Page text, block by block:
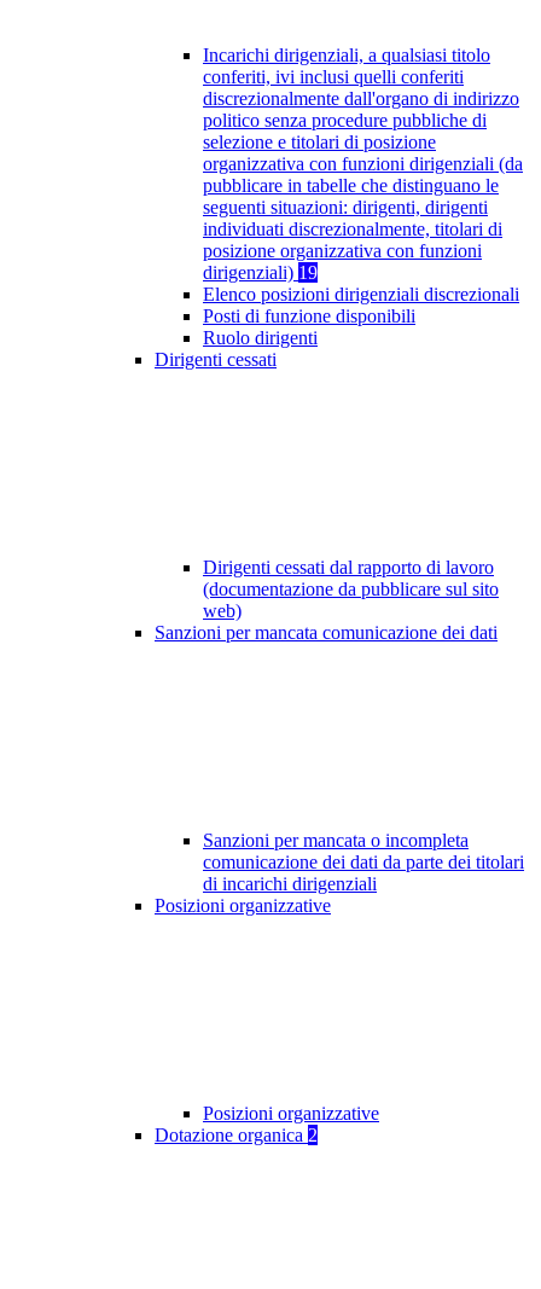
Incarichi dirigenziali, a qualsiasi titolo
conferiti, ivi inclusi quelli conferiti
discrezionalmente dall'organo di indirizzo
politico senza procedure pubbliche di
selezione e titolari di posizione
organizzativa con funzioni dirigenziali (da
pubblicare in tabelle che distinguano le
seguenti situazioni: dirigenti, dirigenti
individuati discrezionalmente, titolari di
posizione organizzativa con funzioni
dirigenziali) 19
Elenco posizioni dirigenziali discrezionali
Posti di funzione disponibili
Ruolo dirigenti
Dirigenti cessati
Dirigenti cessati dal rapporto di lavoro
(documentazione da pubblicare sul sito
web)
Sanzioni per mancata comunicazione dei dati
Sanzioni per mancata o incompleta
comunicazione dei dati da parte dei titolari
di incarichi dirigenziali
Posizioni organizzative
Posizioni organizzative
Dotazione organica 2